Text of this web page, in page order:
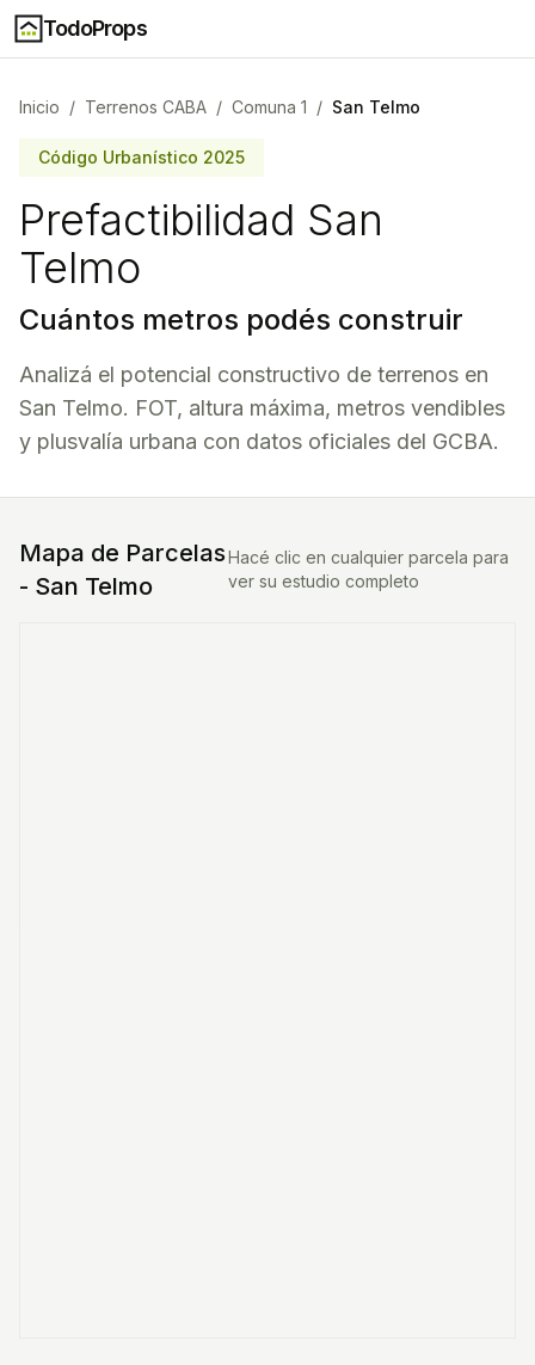
TodoProps
Inicio / Terrenos CABA / Comuna 1 / San Telmo
Código Urbanístico 2025
Prefactibilidad San
Telmo
Cuántos metros podés construir
Analizá el potencial constructivo de terrenos en
San Telmo. FOT, altura máxima, metros vendibles
y plusvalía urbana con datos oficiales del GCBA.
Mapa de Parcelas
- San Telmo
Hacé clic en cualquier parcela para
ver su estudio completo